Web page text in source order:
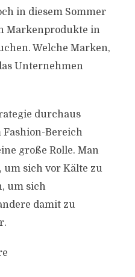
in diesem Sommer
Markenprodukte in
Welche Marken,
Unternehmen
durchaus
Fashion-Bereich
große Rolle. Man
sich vor Kälte zu
um sich
damit zu